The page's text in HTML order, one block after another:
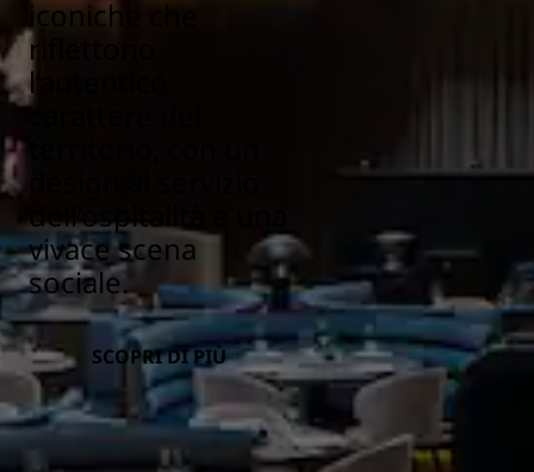
iconiche che
riflettono
l’autentico
carattere del
dell’ospitalità e una
vivace scena
sociale.
SCOPRI DI PIÙ